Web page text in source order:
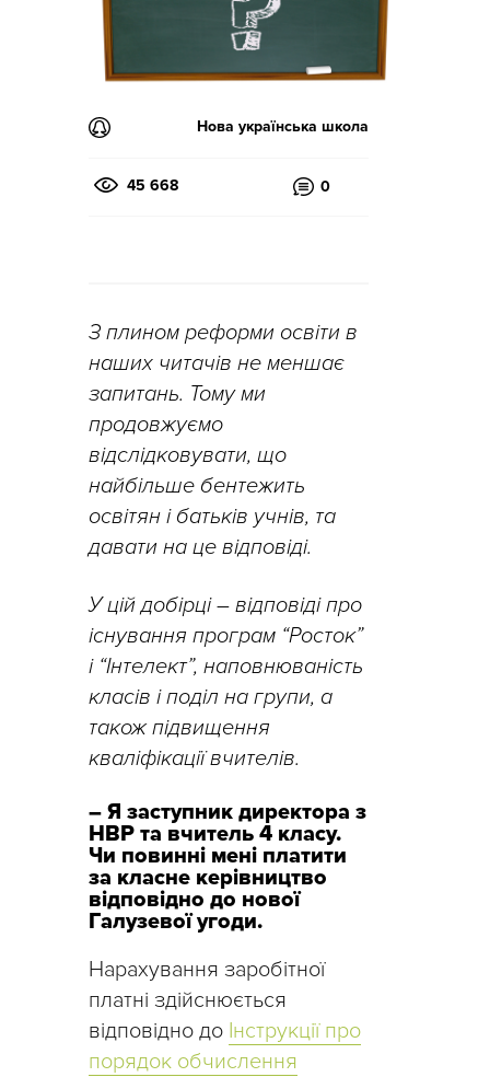
Нова українська школа
45 668 0
З плином реформи освіти в
наших читачів не меншає
запитань. Тому ми
продовжуємо
відслідковувати, що
найбільше бентежить
освітян і батьків учнів, та
давати на це відповіді.
У цій добірці – відповіді про
існування програм “Росток”
і “Інтелект”, наповнюваність
класів і поділ на групи, а
також підвищення
кваліфікації вчителів.
– Я заступник директора з
НВР та вчитель 4 класу.
Чи повинні мені платити
за класне керівництво
відповідно до нової
Галузевої угоди.
Нарахування заробітної
платні здійснюється
відповідно до Інструкції про
порядок обчислення